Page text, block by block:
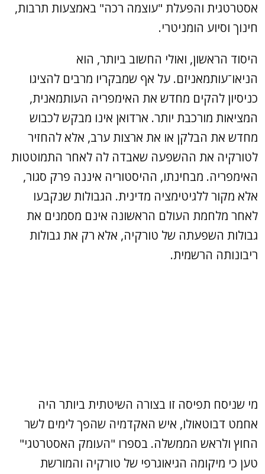
אסטרטגית והפעלת "עוצמה רכה" באמצעות תרבות,
חינוך וסיוע הומניטרי.
היסוד הראשון, ואולי החשוב ביותר, הוא
הניאו־עותמאניזם. על אף שמבקריו מרבים להציגו
כניסיון להקים מחדש את האימפריה העותמאנית,
המציאות מורכבת יותר. ארדואן אינו מבקש לכבוש
מחדש את הבלקן או את ארצות ערב, אלא להחזיר
לטורקיה את ההשפעה שאבדה לה לאחר התמוטטות
האימפריה. מבחינתו, ההיסטוריה איננה פרק סגור,
אלא מקור ללגיטימציה מדינית. הגבולות שנקבעו
לאחר מלחמת העולם הראשונה אינם מסמנים את
גבולות השפעתה של טורקיה, אלא רק את גבולות
ריבונותה הרשמית.
מי שניסח תפיסה זו בצורה השיטתית ביותר היה
אחמט דבוטאולו, איש האקדמיה שהפך לימים לשר
החוץ ולראש הממשלה. בספרו "העומק האסטרטגי"
טען כי מיקומה הגיאוגרפי של טורקיה והמורשת